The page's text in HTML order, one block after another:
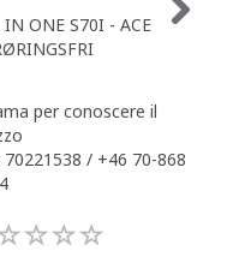
IN ONE S70I - ACE
per conoscere il
70221538 / +46 70-868